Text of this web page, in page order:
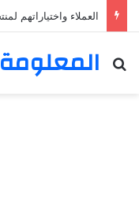
المعلومة
بحث عن